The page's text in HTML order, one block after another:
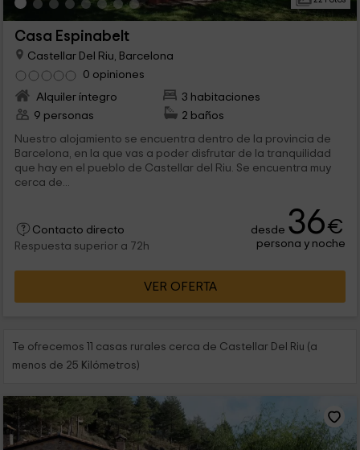
Casa Espinabelt
Castellar Del Riu, Barcelona
0 opiniones
Alquiler íntegro
3 habitaciones
9 personas
2 baños
Nuestro alojamiento se encuentra dentro de la provincia de
Barcelona, en la que vas a poder disfrutar de la tranquilidad
que hay en el pueblo de Castellar del Riu. Se encuentra muy
cerca de...
Contacto directo
Respuesta superior a 72h
desde 36€
persona y noche
VER OFERTA
Te ofrecemos 11 casas rurales cerca de Castellar Del Riu (a
menos de 25 Kilómetros)